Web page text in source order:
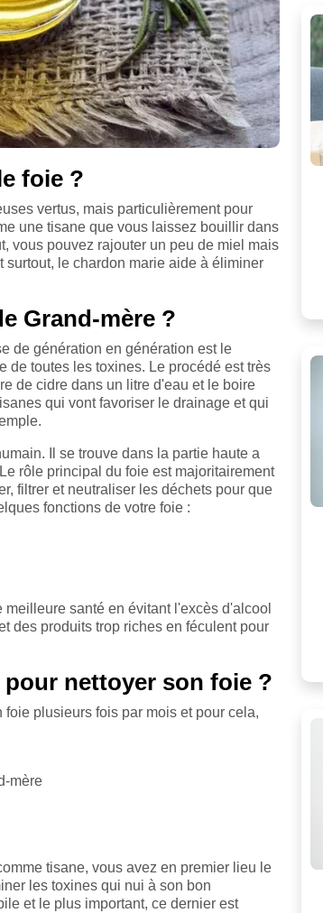
foie ?
vertus, mais particulièrement pour
une tisane que vous laissez bouillir dans
vous pouvez rajouter un peu de miel mais
surtout, le chardon marie aide à éliminer
Grand-mère ?
de génération en génération est le
de toutes les toxines. Le procédé est très
de cidre dans un litre d'eau et le boire
qui vont favoriser le drainage et qui
Il se trouve dans la partie haute a
rôle principal du foie est majoritairement
filtrer et neutraliser les déchets pour que
fonctions de votre foie :
santé en évitant l'excès d'alcool
des produits trop riches en féculent pour
nettoyer son foie ?
foie plusieurs fois par mois et pour cela,
mère
tisane, vous avez en premier lieu le
les toxines qui nui à son bon
et le plus important, ce dernier est